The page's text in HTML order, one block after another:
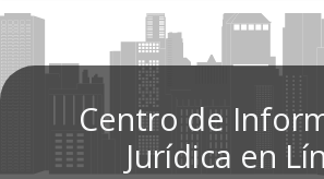
Centro de
Jurídica en